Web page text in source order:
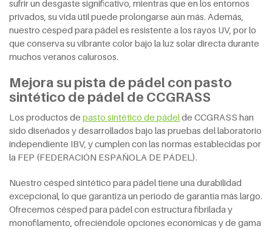
sufrir un desgaste significativo, mientras que en los entornos
privados, su vida útil puede prolongarse aún más. Además,
nuestro césped para pádel es resistente a los rayos UV, por lo
que conserva su vibrante color bajo la luz solar directa durante
muchos veranos calurosos.
Mejora su pista de pádel con pasto
sintético de pádel de CCGRASS
Los productos de pasto sintético de pádelde CCGRASS han
sido diseñados y desarrollados bajo las pruebas del laboratorio
independiente IBV, y cumplen con las normas establecidas por
la FEP (FEDERACIÓN ESPAÑOLA DE PÁDEL).
Nuestro césped sintético para pádel tiene una durabilidad
excepcional, lo que garantiza un periodo de garantía más largo.
Ofrecemos césped para pádel con estructura fibrilada y
monofilamento, ofreciéndole opciones económicas y de gama